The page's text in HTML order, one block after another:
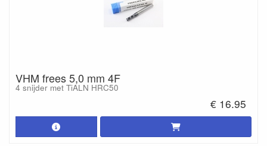
VHM frees 5,0 mm 4F
4 snijder met TiALN HRC50
€ 16.95